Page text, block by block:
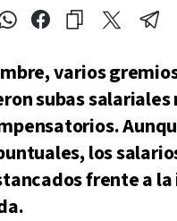
varios
subas
los
frente a